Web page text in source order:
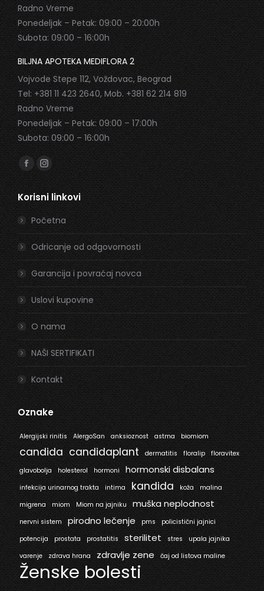
Radno Vreme
Ponedeljak – Petak: 09:00 – 20:00h
Subota: 09:00 – 16:00h
BILJNA APOTEKA MEDIFLORA 2
Vojvode Stepe 112, Voždovac, Beograd
Tel: +381 11 423 2640, Mob. +381 62 214 819
Radno Vreme
Ponedeljak – Petak: 09:00 – 17:00h
Subota: 09:00 – 16:00h
Find us on:
Facebook
page
opens
in
new
window
Instagram
page
opens
in
new
window
Korisni linkovi
Početna
Odricanje od odgovornosti
Garancija i povraćaj novca
Uslovi kupovine
O nama
NAŠI SERTIFIKATI
Kontakt
Oznake
Alergijski rinitis AlergoSan anksioznost astma biomiom
candida candidaplant dermatitis floralip
floravitex
glavobolja
holesterol hormoni hormonski disbalans
infekcija urinarnog trakta intima kandida koža
malina
migrena
miom Miom na jajniku muška neplodnost
nervni sistem pirodno lečenje pms
policistični jajnici
potencija
prostata prostatitis sterilitet stres
upala jajnika
varenje
zdrava hrana zdravlje zene čaj od listova maline
Ženske bolesti